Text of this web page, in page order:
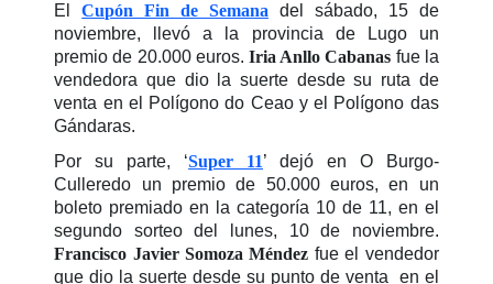
ElCupón Fin de Semana del sábado, 15 de
noviembre, llevó a la provincia de Lugo un
premio de 20.000 euros. Iria Anllo Cabanas fue la
vendedora que dio la suerte desde su ruta de
venta en el Polígono do Ceao y el Polígono das
Gándaras.
Por su parte, ‘Super 11’ dejó en O Burgo-
Culleredo un premio de 50.000 euros, en un
boleto premiado en la categoría 10 de 11, en el
segundo sorteo del lunes, 10 de noviembre.
Francisco Javier Somoza Méndez fue el vendedor
que dio la suerte desde su punto de venta en el